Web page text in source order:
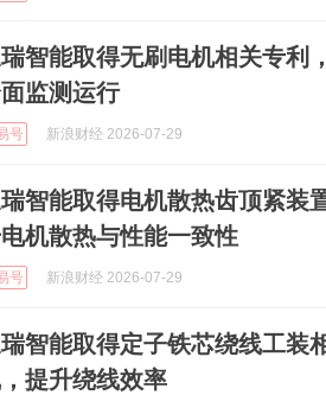
智能取得无刷电机相关专利
监测运行
号 新浪财经 2026-07-29
智能取得电机散热齿顶紧装
机散热与性能一致性
号 新浪财经 2026-07-29
智能取得定子铁芯绕线工装
提升绕线效率